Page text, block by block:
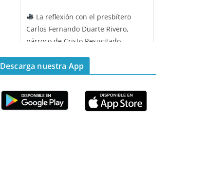
La reflexión con el presbítero
Carlos Fernando Duarte Rivero,
párroco de Cristo Resucitado.
Emisora Vox Dei @emisoravoxdei ·
11 May 2025
Descarga nuestra App